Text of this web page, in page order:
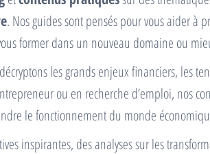
. Nos guides sont pensés pour vous aider à
former dans un nouveau domaine ou
les grands enjeux financiers, les
ou en recherche d’emploi, nos
le fonctionnement du monde
inspirantes, des analyses sur les